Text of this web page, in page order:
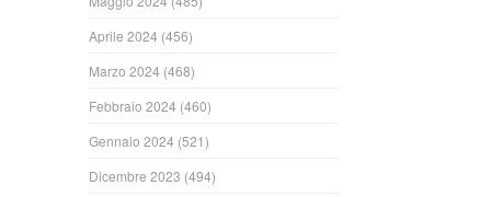
Aprile 2024 (456)
Marzo 2024 (468)
Febbraio 2024 (460)
Gennaio 2024 (521)
Dicembre 2023 (494)